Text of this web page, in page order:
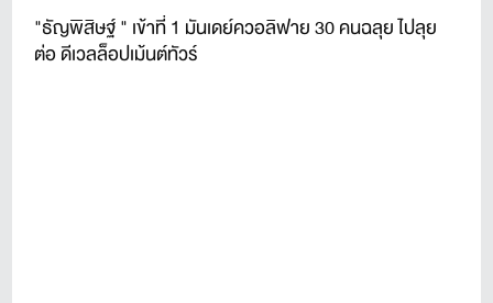
"ธัญพิสิษฐ์ " เข้าที่ 1 มันเดย์ควอลิฟาย 30 คนฉลุย ไปลุย
ต่อ ดีเวลล็อปเม้นต์ทัวร์